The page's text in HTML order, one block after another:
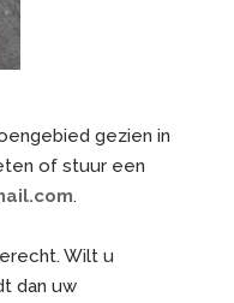
gezien in
of stuur een
.
Wilt u
dan uw